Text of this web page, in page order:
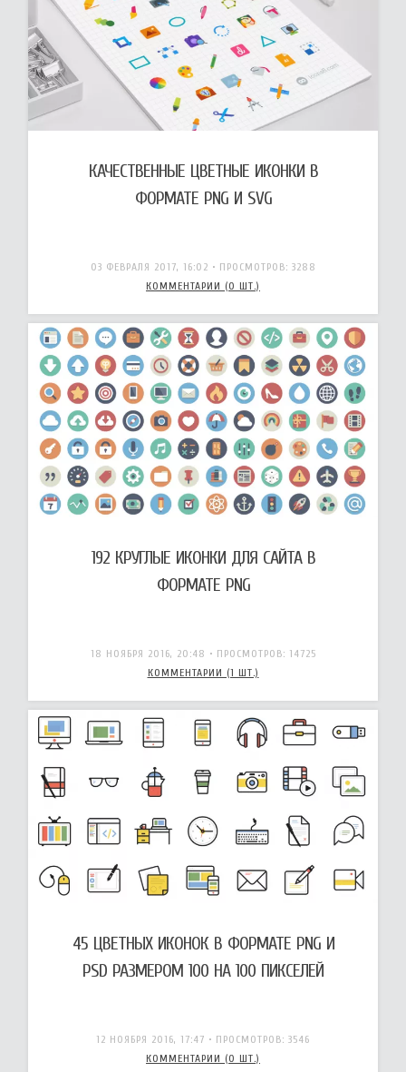
КАЧЕСТВЕННЫЕ ЦВЕТНЫЕ ИКОНКИ В
ФОРМАТЕ PNG И SVG
03 ФЕВРАЛЯ 2017, 16:02 • ПРОСМОТРОВ: 3288
КОММЕНТАРИИ (0 ШТ.)
192 КРУГЛЫЕ ИКОНКИ ДЛЯ САЙТА В
ФОРМАТЕ PNG
18 НОЯБРЯ 2016, 20:48 • ПРОСМОТРОВ: 14725
КОММЕНТАРИИ (1 ШТ.)
45 ЦВЕТНЫХ ИКОНОК В ФОРМАТЕ PNG И
PSD РАЗМЕРОМ 100 НА 100 ПИКСЕЛЕЙ
12 НОЯБРЯ 2016, 17:47 • ПРОСМОТРОВ: 3546
КОММЕНТАРИИ (0 ШТ.)